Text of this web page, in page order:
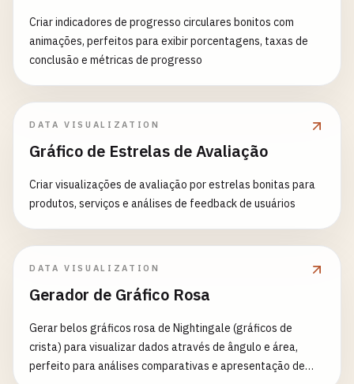
Criar indicadores de progresso circulares bonitos com
animações, perfeitos para exibir porcentagens, taxas de
conclusão e métricas de progresso
DATA VISUALIZATION
Gráfico de Estrelas de Avaliação
Criar visualizações de avaliação por estrelas bonitas para
produtos, serviços e análises de feedback de usuários
DATA VISUALIZATION
Gerador de Gráfico Rosa
Gerar belos gráficos rosa de Nightingale (gráficos de
crista) para visualizar dados através de ângulo e área,
perfeito para análises comparativas e apresentação de